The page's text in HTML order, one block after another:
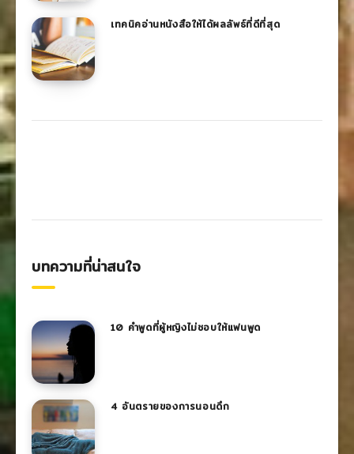
เทคนิคอ่านหนังสือให้ได้ผลลัพธ์ที่ดีที่สุด
บทความที่น่าสนใจ
10 คำพูดที่ผู้หญิงไม่ชอบให้แฟนพูด
4 อันตรายของการนอนดึก